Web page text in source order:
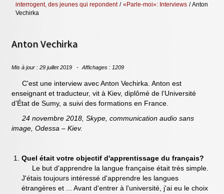
interrogent, des jeunes qui repondent / «Parle-moi»: Interviews / Anton
Vechirka
Anton Vechirka
Mis à jour : 29 juillet 2019 Affichages : 1209
C'est une interview avec Anton Vechirka. Anton est
enseignant et traducteur, vit à Kiev, diplômé de l’Université
d’État de Sumy, a suivi des formations en France.
24 novembre 2018, Skype, communication audio sans
image, Odessa – Kiev.
Quel était votre objectif d'apprentissage du français?
Le but d'apprendre la langue française était très simple.
J'étais toujours intéressé d'apprendre les langues
étrangères et ... Avant d'entrer à l'université, j'ai eu le choix